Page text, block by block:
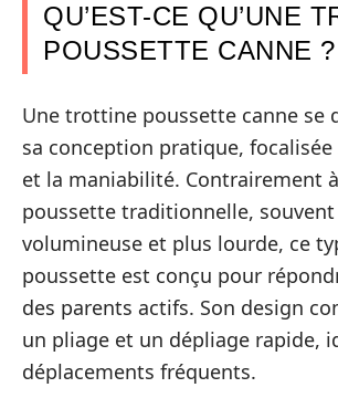
QU’EST-CE QU’UNE
POUSSETTE CANNE ?
Une trottine poussette canne se
sa conception pratique,
et la maniabilité. Contrairement
poussette traditionnelle,
volumineuse et plus lourde, ce
poussette est conçu pour
des parents actifs. Son design
un pliage et un dépliage rapide,
déplacements fréquents.